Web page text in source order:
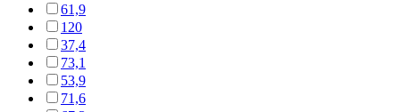
61,9
120
37,4
73,1
53,9
71,6